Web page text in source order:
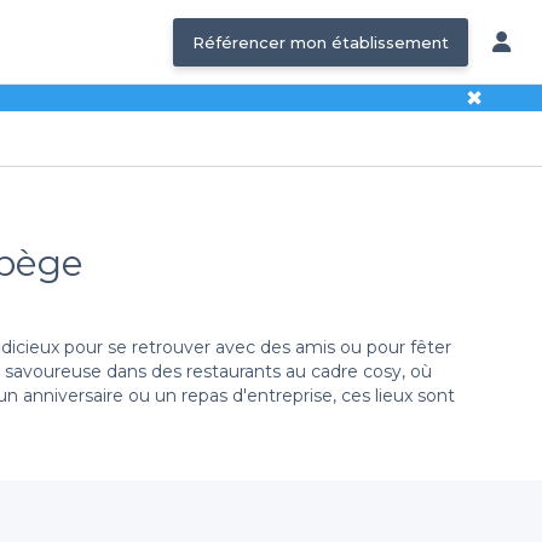
Référencer mon établissement
✖
pour se retrouver avec des amis ou pour fêter
dans des restaurants au cadre cosy, où
anniversaire ou un repas d'entreprise, ces lieux sont
Notre plateforme offre une grande diversité